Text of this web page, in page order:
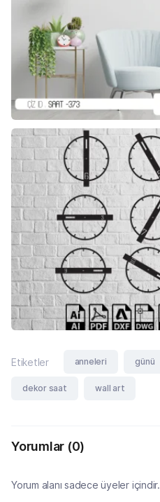
Etiketler anneleri günü
dekor saat wall art
Yorumlar (0)
Yorum alanı sadece üyeler içindir.